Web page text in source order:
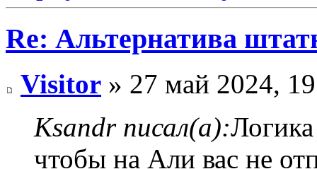
Re: Альтернатива
Visitor » 27 май 2024,
Ksandr писал(а):
чтобы на Али вас не